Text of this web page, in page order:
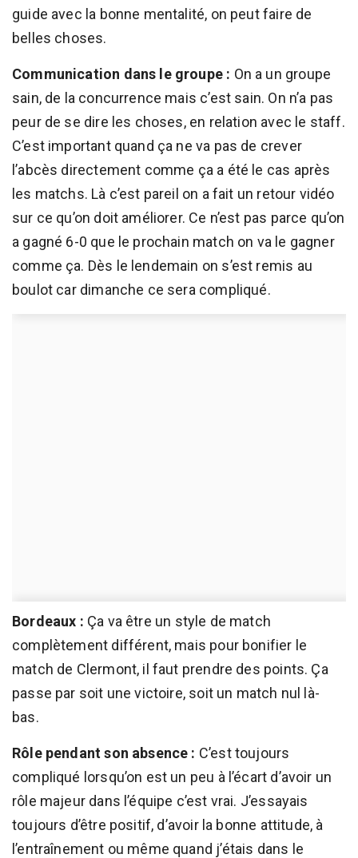
guide avec la bonne mentalité, on peut faire de
belles choses.
Communication dans le groupe : On a un groupe
sain, de la concurrence mais c’est sain. On n’a pas
peur de se dire les choses, en relation avec le staff.
C’est important quand ça ne va pas de crever
l’abcès directement comme ça a été le cas après
les matchs. Là c’est pareil on a fait un retour vidéo
sur ce qu’on doit améliorer. Ce n’est pas parce qu’on
a gagné 6-0 que le prochain match on va le gagner
comme ça. Dès le lendemain on s’est remis au
boulot car dimanche ce sera compliqué.
Bordeaux : Ça va être un style de match
complètement différent, mais pour bonifier le
match de Clermont, il faut prendre des points. Ça
passe par soit une victoire, soit un match nul là-
bas.
Rôle pendant son absence : C’est toujours
compliqué lorsqu’on est un peu à l’écart d’avoir un
rôle majeur dans l’équipe c’est vrai. J’essayais
toujours d’être positif, d’avoir la bonne attitude, à
l’entraînement ou même quand j’étais dans le